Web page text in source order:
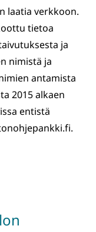
laatia verkkoon.
tietoa
ja
nimistä ja
antamista
2015 alkaen
entistä